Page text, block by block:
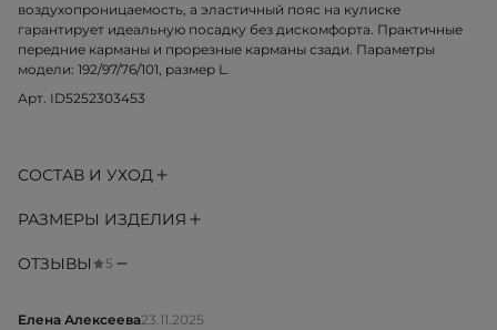
воздухопроницаемость, а эластичный пояс на кулиске
гарантирует идеальную посадку без дискомфорта. Практичные
передние карманы и прорезные карманы сзади. Параметры
модели: 192/97/76/101, размер L.
Арт. ID5252303453
СОСТАВ И УХОД
РАЗМЕРЫ ИЗДЕЛИЯ
ОТЗЫВЫ 5
Елена Алексеева23.11.2025